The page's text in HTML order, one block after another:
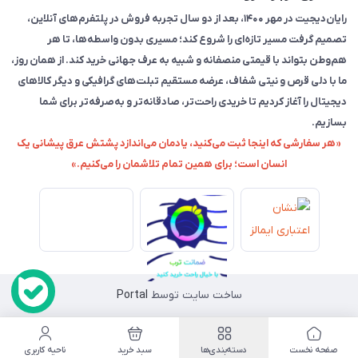
رایان‌دیجیت در مهر ۱۴۰۰، بعد از دو سال تجربه فروش در پلتفرم‌های آنلاین،
تصمیم گرفت مسیر تازه‌ای را شروع کند؛ مسیری بدون واسطه‌ها، تا هر
هم‌وطن بتواند با قیمتی منصفانه و شبیه به عرف جهانی خرید کند. از همان روز،
ما با دلی قرص و نیتی شفاف، عرضه مستقیم تبلت‌های گرافیکی و دیگر کالاهای
دیجیتال را آغاز کردیم تا خریدی راحت‌تر، صادقانه‌تر و به‌صرفه‌تر برای شما
بسازیم.
«هر سفارشی که اینجا ثبت می‌کنید، یادمان می‌اندازد پشتش عرق پیشانی یک
انسان است؛ برای همین تمام تلاشمان را می‌کنیم.»
ساخت سایت توسط Portal
صفحه نخست دسته‌بندی‌ها سبد خرید ناحیه کاربری